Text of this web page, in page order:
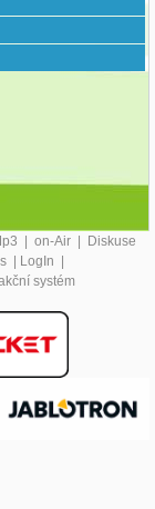
| on-Air | Diskuse
| LogIn |
systém